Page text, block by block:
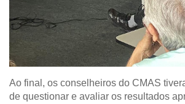
Ao final, os conselheiros do CMAS
de questionar e avaliar os resultados